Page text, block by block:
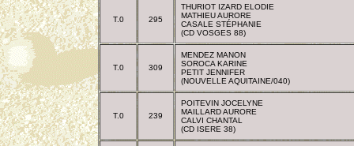
T.0 295
THURIOT IZARD ELODIE
MATHIEU AURORE
CASALE STÉPHANIE
(CD VOSGES 88)
T.0 309
MENDEZ MANON
SOROCA KARINE
PETIT JENNIFER
(NOUVELLE AQUITAINE/040)
T.0 239
POITEVIN JOCELYNE
MAILLARD AURORE
CALVI CHANTAL
(CD ISERE 38)